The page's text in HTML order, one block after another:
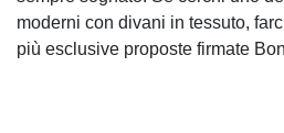
moderni con divani in tessuto,
più esclusive proposte firmate